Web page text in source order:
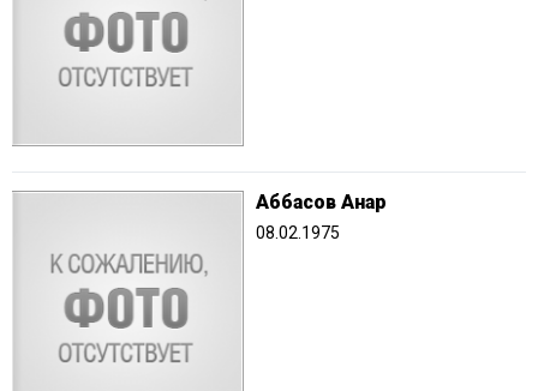
Аббасов Анар
08.02.1975